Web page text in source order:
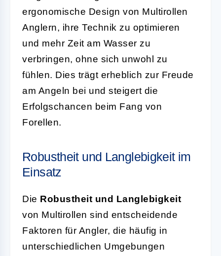
ergonomische Design von Multirollen
Anglern, ihre Technik zu optimieren
und mehr Zeit am Wasser zu
verbringen, ohne sich unwohl zu
fühlen. Dies trägt erheblich zur Freude
am Angeln bei und steigert die
Erfolgschancen beim Fang von
Forellen.
Robustheit und Langlebigkeit im
Einsatz
Die Robustheit und Langlebigkeit
von Multirollen sind entscheidende
Faktoren für Angler, die häufig in
unterschiedlichen Umgebungen